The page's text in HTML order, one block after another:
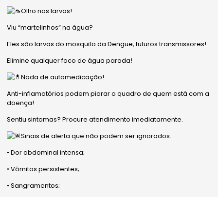
Olho nas larvas!
Viu “martelinhos” na água?
Eles são larvas do mosquito da Dengue, futuros transmissores!
Elimine qualquer foco de água parada!
Nada de automedicação!
Anti-inflamatórios podem piorar o quadro de quem está com a
doença!
Sentiu sintomas? Procure atendimento imediatamente.
Sinais de alerta que não podem ser ignorados:
• Dor abdominal intensa;
• Vômitos persistentes;
• Sangramentos;